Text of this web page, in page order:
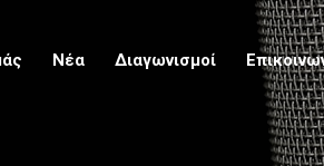
Νέα Διαγωνισμοί